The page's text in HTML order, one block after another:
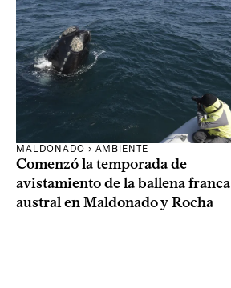
MALDONADO › AMBIENTE
Comenzó la temporada de
avistamiento de la ballena franca
austral en Maldonado y Rocha